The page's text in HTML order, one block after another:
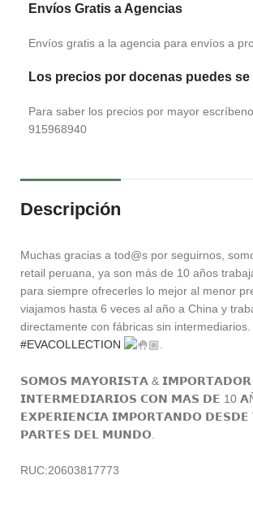
Envíos Gratis a Agencias
Envíos gratis a la agencia para envíos a
Los precios por docenas puedes se
Para saber los precios por mayor
915968940
Descripción
Muchas gracias a tod@s por seguirnos,
retail peruana, ya son más de 10 años
para siempre ofrecerles lo mejor al menor
viajamos hasta 6 veces al año a China y
directamente con fábricas sin intermediarios.
#EVACOLLECTION
𝗦𝗢𝗠𝗢𝗦 𝗠𝗔𝗬𝗢𝗥𝗜𝗦𝗧𝗔 & 𝗜𝗠𝗣𝗢𝗥𝗧𝗔𝗗𝗢𝗥
𝗜𝗡𝗧𝗘𝗥𝗠𝗘𝗗𝗜𝗔𝗥𝗜𝗢𝗦 𝗖𝗢𝗡 𝗠𝗔𝗦 𝗗𝗘 10
𝗘𝗫𝗣𝗘𝗥𝗜𝗘𝗡𝗖𝗜𝗔 𝗜𝗠𝗣𝗢𝗥𝗧𝗔𝗡𝗗𝗢 𝗗𝗘𝗦𝗗𝗘
𝗣𝗔𝗥𝗧𝗘𝗦 𝗗𝗘𝗟 𝗠𝗨𝗡𝗗𝗢.
RUC:20603817773